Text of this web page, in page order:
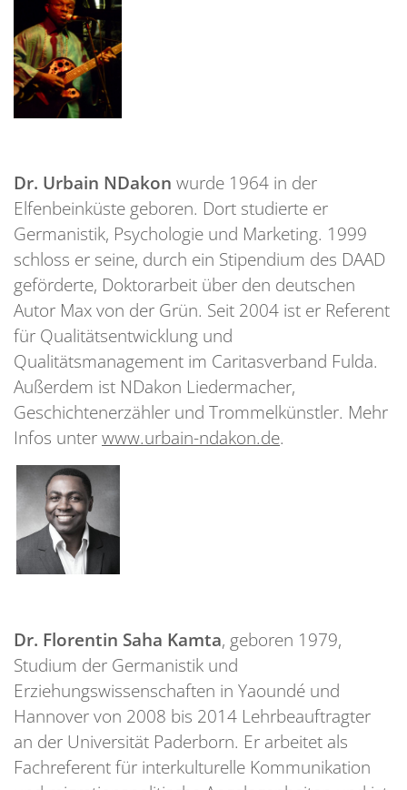
Dr. Urbain NDakon wurde 1964 in der
Elfenbeinküste geboren. Dort studierte er
Germanistik, Psychologie und Marketing. 1999
schloss er seine, durch ein Stipendium des DAAD
geförderte, Doktorarbeit über den deutschen
Autor Max von der Grün. Seit 2004 ist er Referent
für Qualitätsentwicklung und
Qualitätsmanagement im Caritasverband Fulda.
Außerdem ist NDakon Liedermacher,
Geschichtenerzähler und Trommelkünstler. Mehr
Infos unterwww.urbain-ndakon.de.
Dr. Florentin Saha Kamta, geboren 1979,
Studium der Germanistik und
Erziehungswissenschaften in Yaoundé und
Hannover von 2008 bis 2014 Lehrbeauftragter
an der Universität Paderborn. Er arbeitet als
Fachreferent für interkulturelle Kommunikation